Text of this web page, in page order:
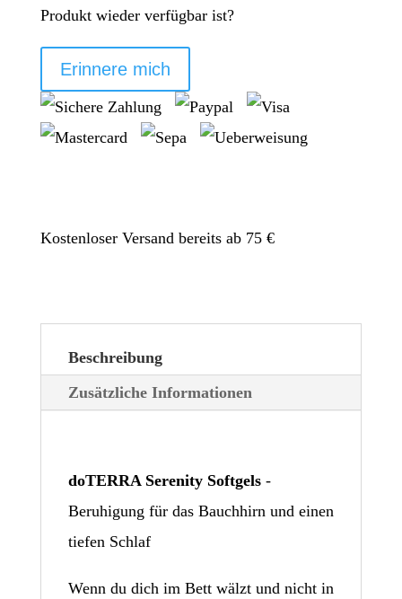
Produkt wieder verfügbar ist?
Erinnere mich
Kostenloser Versand bereits ab 75 €
Beschreibung
Zusätzliche Informationen
doTERRA Serenity Softgels -
Beruhigung für das Bauchhirn und einen
tiefen Schlaf
Wenn du dich im Bett wälzt und nicht in